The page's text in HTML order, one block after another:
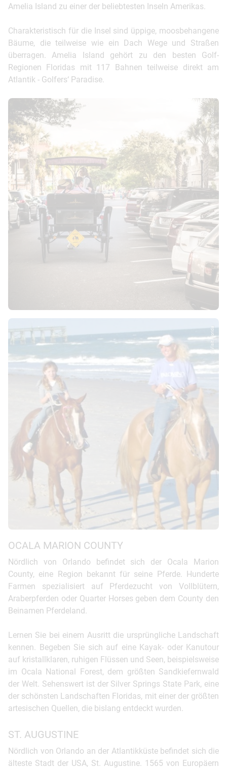
Amelia Island zu einer der beliebtesten Inseln Amerikas.
Charakteristisch für die Insel sind üppige, moosbehangene
Bäume, die teilweise wie ein Dach Wege und Straßen
überragen. Amelia Island gehört zu den besten Golf-
Regionen Floridas mit 117 Bahnen teilweise direkt am
Atlantik - Golfers‘ Paradise.
© Amelia Island Tour...
© Visit Florida
OCALA MARION COUNTY
Nördlich von Orlando befindet sich der Ocala Marion
County, eine Region bekannt für seine Pferde. Hunderte
Farmen spezialisiert auf Pferdezucht von Vollblütern,
Araberpferden oder Quarter Horses geben dem County den
Beinamen Pferdeland.
Lernen Sie bei einem Ausritt die ursprüngliche Landschaft
kennen. Begeben Sie sich auf eine Kayak- oder Kanutour
auf kristallklaren, ruhigen Flüssen und Seen, beispielsweise
im Ocala National Forest, dem größten Sandkiefernwald
der Welt. Sehenswert ist der Silver Springs State Park, eine
der schönsten Landschaften Floridas, mit einer der größten
artesischen Quellen, die bislang entdeckt wurden.
ST. AUGUSTINE
Nördlich von Orlando an der Atlantikküste befindet sich die
älteste Stadt der USA, St. Augustine. 1565 von Europäern